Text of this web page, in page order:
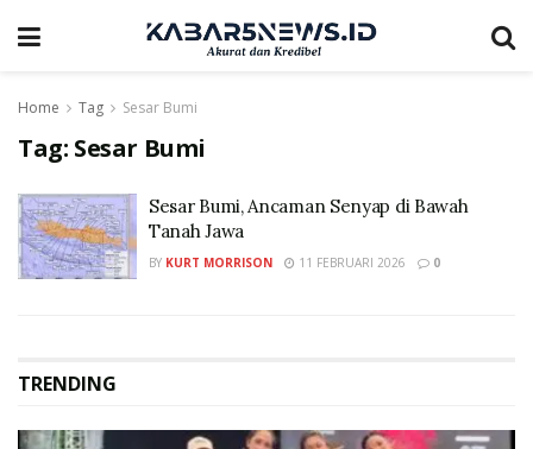
Home Tag Sesar Bumi
Tag: Sesar Bumi
Sesar Bumi, Ancaman Senyap di Bawah
Tanah Jawa
BY KURT MORRISON 11 FEBRUARI 2026 0
TRENDING